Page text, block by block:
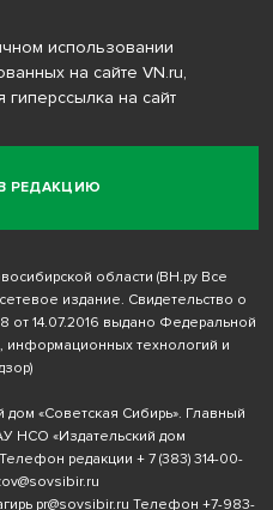
РЕДАКЦИЮ
использовании
на сайте VN.ru,
гиперссылка на сайт
области (ВН.ру Все
издание. Свидетельство о
14.07.2016 выдано Федеральной
информационных технологий и
«Советская Сибирь». Главный
НСО «Издательский дом
редакции + 7 (383) 314-00-
pr@sovsibir.ru Телефон +7-983-